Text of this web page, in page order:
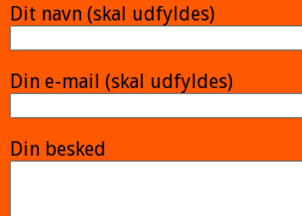
Dit navn (skal udfyldes)
Din e-mail (skal udfyldes)
Din besked